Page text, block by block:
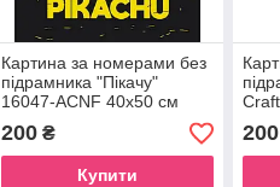
Картина за номерами без
підрамника "Пікачу"
16047-ACNF 40х50 см
200₴
Купити
см
200